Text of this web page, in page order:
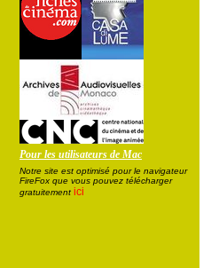
Pour les utilisateurs de Mac
Notre site est optimisé pour le navigateur
FireFox que vous pouvez télécharger
gratuitement ici